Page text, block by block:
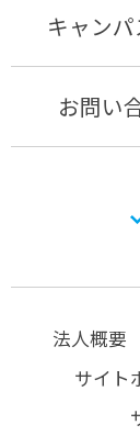
キャン
お問い
法人概要
サイト